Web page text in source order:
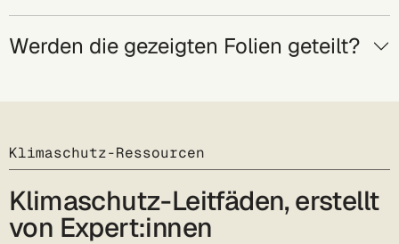
Werden die gezeigten Folien geteilt?
Klimaschutz-Ressourcen
Klimaschutz-Leitfäden, erstellt
von Expert:innen